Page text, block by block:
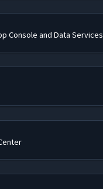
Console and Data Services